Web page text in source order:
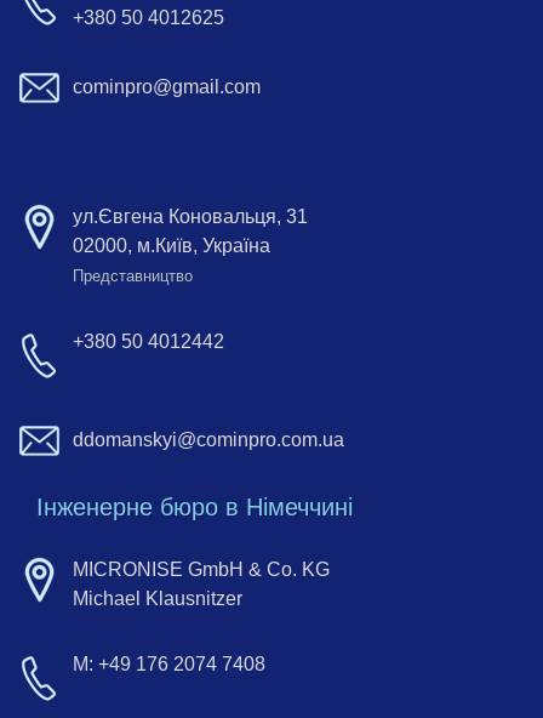
+380 50 4012625
cominpro@gmail.com
ул.Євгена Коновальця, 31
02000, м.Київ, Україна
Представництво
+380 50 4012442
ddomanskyi@cominpro.com.ua
Інженерне бюро в Німеччині
MICRONISE GmbH & Co. KG
Michael Klausnitzer
M: +49 176 2074 7408